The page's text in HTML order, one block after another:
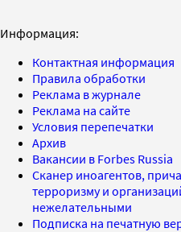
Информация:
Контактная информация
Правила обработки
Реклама в журнале
Реклама на сайте
Условия перепечатки
Архив
Вакансии в Forbes Russia
Сканер иноагентов,
терроризму и
нежелательными
Подписка на печатную